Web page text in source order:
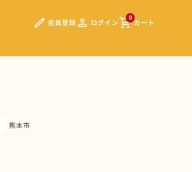
edit 会員登録 person ログイン 0
shopping_cartカート
熊本市